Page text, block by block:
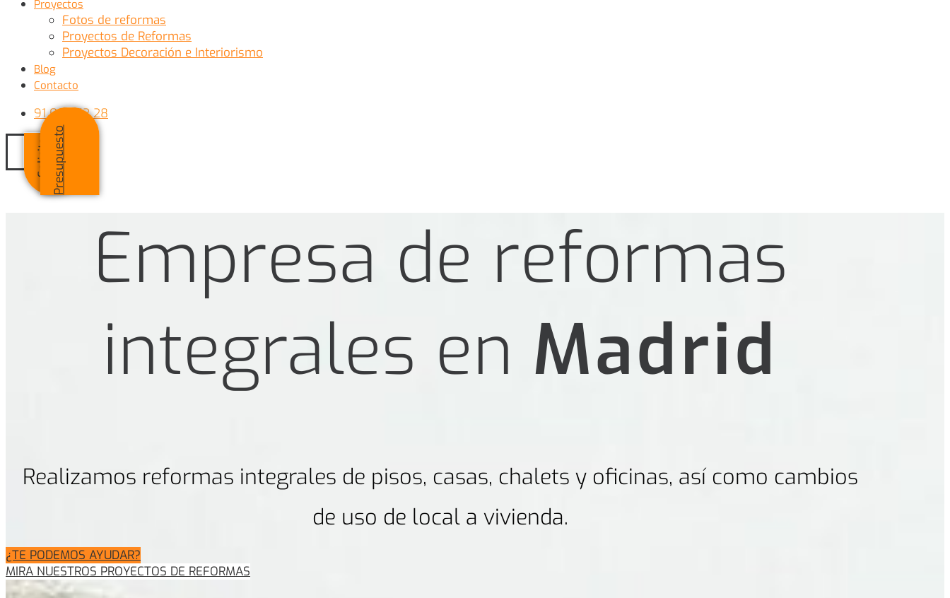
Proyectos
Fotos de reformas
Proyectos de Reformas
Proyectos Decoración e Interiorismo
Blog
Contacto
91 007 52 28
SolicitarPresupuest o
Empresa de reformas
integrales en Madrid
Realizamos reformas integrales de pisos, casas, chalets y oficinas, así como cambios
de uso de local a vivienda.
¿TE PODEMOS AYUDAR?
MIRA NUESTROS PROYECTOS DE REFORMAS